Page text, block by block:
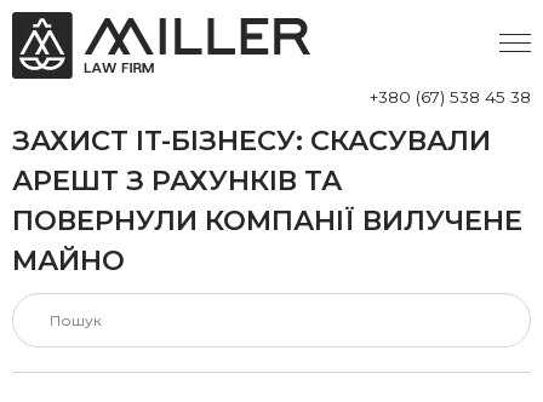
+380 (67) 538 45 38
ЗАХИСТ IT-БІЗНЕСУ: СКАСУВАЛИ
АРЕШТ З РАХУНКІВ ТА
ПОВЕРНУЛИ КОМПАНІЇ ВИЛУЧЕНЕ
МАЙНО